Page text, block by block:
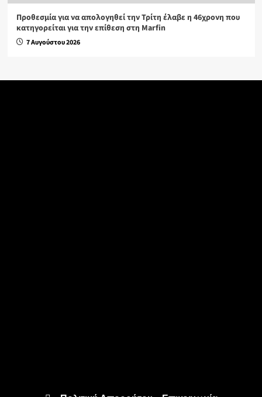
Προθεσμία για να απολογηθεί την Τρίτη έλαβε η 46χρονη που
κατηγορείται για την επίθεση στη Marfin
7 Αυγούστου 2026